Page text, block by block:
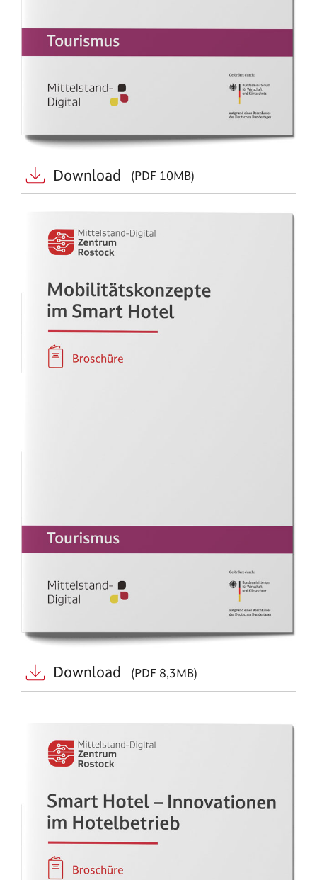
Download (PDF 10MB)
Download (PDF 8,3MB)